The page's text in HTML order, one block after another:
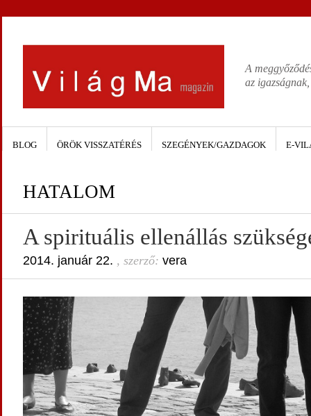
A
az
BLOG ÖRÖK VISSZATÉRÉS SZEGÉNYEK/GAZDAGOK E-
HATALOM
A spirituális ellenállás
2014. január 22. , szerző: vera